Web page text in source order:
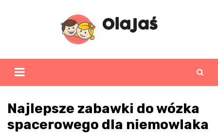
Najlepsze zabawki do wózka
spacerowego dla niemowlaka